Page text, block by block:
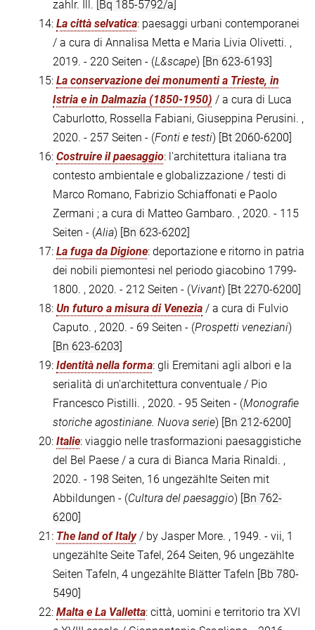
zahlr. Ill. [Bq 185-5792/a]
14: La città selvatica: paesaggi urbani contemporanei
/ a cura di Annalisa Metta e Maria Livia Olivetti. ,
2019. - 220 Seiten - (L&scape) [Bn 623-6193]
15: La conservazione dei monumenti a Trieste, in
Istria e in Dalmazia (1850-1950) / a cura di Luca
Caburlotto, Rossella Fabiani, Giuseppina Perusini. ,
2020. - 257 Seiten - (Fonti e testi) [Bt 2060-6200]
16: Costruire il paesaggio: l'architettura italiana tra
contesto ambientale e globalizzazione / testi di
Marco Romano, Fabrizio Schiaffonati e Paolo
Zermani ; a cura di Matteo Gambaro. , 2020. - 115
Seiten - (Alia) [Bn 623-6202]
17: La fuga da Digione: deportazione e ritorno in patria
dei nobili piemontesi nel periodo giacobino 1799-
1800. , 2020. - 212 Seiten - (Vivant) [Bt 2270-6200]
18: Un futuro a misura di Venezia / a cura di Fulvio
Caputo. , 2020. - 69 Seiten - (Prospetti veneziani)
[Bn 623-6203]
19: Identità nella forma: gli Eremitani agli albori e la
serialità di un'architettura conventuale / Pio
Francesco Pistilli. , 2020. - 95 Seiten - (Monografie
storiche agostiniane. Nuova serie) [Bn 212-6200]
20: Italie: viaggio nelle trasformazioni paesaggistiche
del Bel Paese / a cura di Bianca Maria Rinaldi. ,
2020. - 198 Seiten, 16 ungezählte Seiten mit
Abbildungen - (Cultura del paesaggio) [Bn 762-
6200]
21: The land of Italy/ by Jasper More. , 1949. - vii, 1
ungezählte Seite Tafel, 264 Seiten, 96 ungezählte
Seiten Tafeln, 4 ungezählte Blätter Tafeln [Bb 780-
5490]
22: Malta e La Valletta: città, uomini e territorio tra XVI